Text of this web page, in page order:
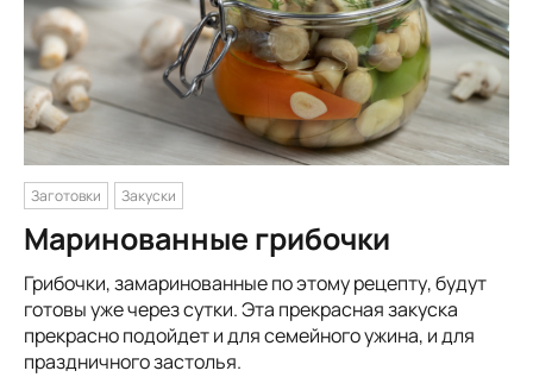
Заготовки Закуски
Маринованные грибочки
Грибочки, замаринованные по этому рецепту, будут
готовы уже через сутки. Эта прекрасная закуска
прекрасно подойдет и для семейного ужина, и для
праздничного застолья.